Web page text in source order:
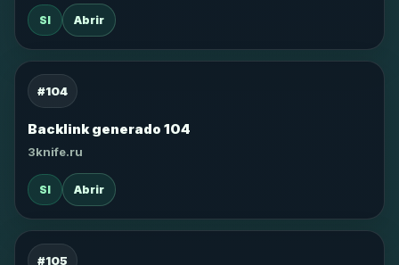
SI Abrir
#104
Backlink generado 104
3knife.ru
SI Abrir
#105